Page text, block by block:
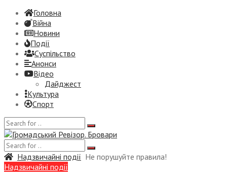
Головна
Війна
Новини
Події
Суспiльство
Анонси
Відео
Дайджест
Культура
Спорт
Надзвичайні події Не порушуйте правила!
Надзвичайні події